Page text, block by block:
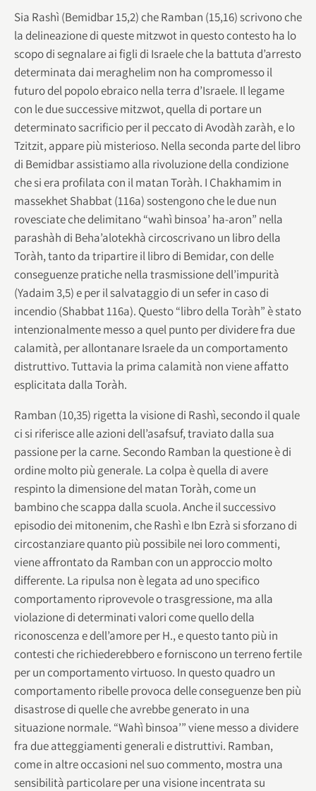
Sia Rashì (Bemidbar 15,2) che Ramban (15,16) scrivono che
la delineazione di queste mitzwot in questo contesto ha lo
scopo di segnalare ai figli di Israele che la battuta d’arresto
determinata dai meraghelim non ha compromesso il
futuro del popolo ebraico nella terra d’Israele. Il legame
con le due successive mitzwot, quella di portare un
determinato sacrificio per il peccato di Avodàh zaràh, e lo
Tzitzit, appare più misterioso. Nella seconda parte del libro
di Bemidbar assistiamo alla rivoluzione della condizione
che si era profilata con il matan Toràh. I Chakhamim in
massekhet Shabbat (116a) sostengono che le due nun
rovesciate che delimitano “wahì binsoa’ ha-aron” nella
parashàh di Beha’alotekhà circoscrivano un libro della
Toràh, tanto da tripartire il libro di Bemidar, con delle
conseguenze pratiche nella trasmissione dell’impurità
(Yadaim 3,5) e per il salvataggio di un sefer in caso di
incendio (Shabbat 116a). Questo “libro della Toràh” è stato
intenzionalmente messo a quel punto per dividere fra due
calamità, per allontanare Israele da un comportamento
distruttivo. Tuttavia la prima calamità non viene affatto
esplicitata dalla Toràh.
Ramban (10,35) rigetta la visione di Rashì, secondo il quale
ci si riferisce alle azioni dell’asafsuf, traviato dalla sua
passione per la carne. Secondo Ramban la questione è di
ordine molto più generale. La colpa è quella di avere
respinto la dimensione del matan Toràh, come un
bambino che scappa dalla scuola. Anche il successivo
episodio dei mitonenim, che Rashì e Ibn Ezrà si sforzano di
circostanziare quanto più possibile nei loro commenti,
viene affrontato da Ramban con un approccio molto
differente. La ripulsa non è legata ad uno specifico
comportamento riprovevole o trasgressione, ma alla
violazione di determinati valori come quello della
riconoscenza e dell’amore per H., e questo tanto più in
contesti che richiederebbero e forniscono un terreno fertile
per un comportamento virtuoso. In questo quadro un
comportamento ribelle provoca delle conseguenze ben più
disastrose di quelle che avrebbe generato in una
situazione normale. “Wahì binsoa’” viene messo a dividere
fra due atteggiamenti generali e distruttivi. Ramban,
come in altre occasioni nel suo commento, mostra una
sensibilità particolare per una visione incentrata su